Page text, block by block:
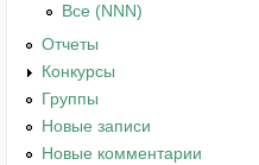
Все (NNN)
Отчеты
Конкурсы
Группы
Новые записи
Новые комментарии